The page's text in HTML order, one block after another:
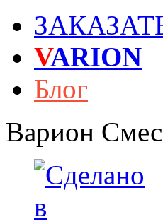
VARION
Блог
Варион